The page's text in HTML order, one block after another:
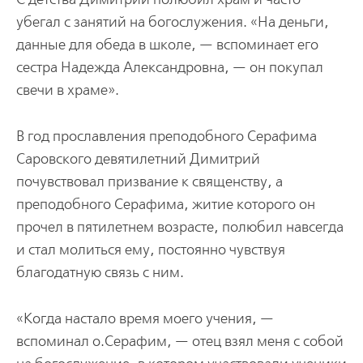
убегал с занятий на богослужения. «На деньги,
данные для обеда в школе, — вспоминает его
сестра Надежда Александровна, — он покупал
свечи в храме».
В год прославления преподобного Серафима
Саровского девятилетний Димитрий
почувствовал призвание к священству, а
преподобного Серафима, житие которого он
прочел в пятилетнем возрасте, полюбил навсегда
и стал молиться ему, постоянно чувствуя
благодатную связь с ним.
«Когда настало время моего учения, —
вспоминал о.Серафим, — отец взял меня с собой